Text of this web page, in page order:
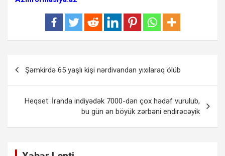
naviqasiyası
Şəmkirdə 65 yaşlı kişi nərdivandan yıxılaraq ölüb
Heqset: İranda indiyədək 7000-dən çox hədəf vurulub,
bu gün ən böyük zərbəni endirəcəyik